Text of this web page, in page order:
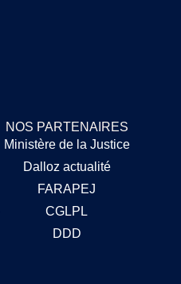
NOS PARTENAIRES
Ministère de la Justice
Dalloz actualité
FARAPEJ
CGLPL
DDD